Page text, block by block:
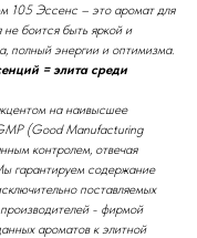
105 Эссенс – это аромат для
боится быть яркой и
полный энергии и оптимизма.
= элита среди
на наивысшее
(Good Manufacturing
контролем, отвечая
гарантируем содержание
поставляемых
- фирмой
ароматов к элитной